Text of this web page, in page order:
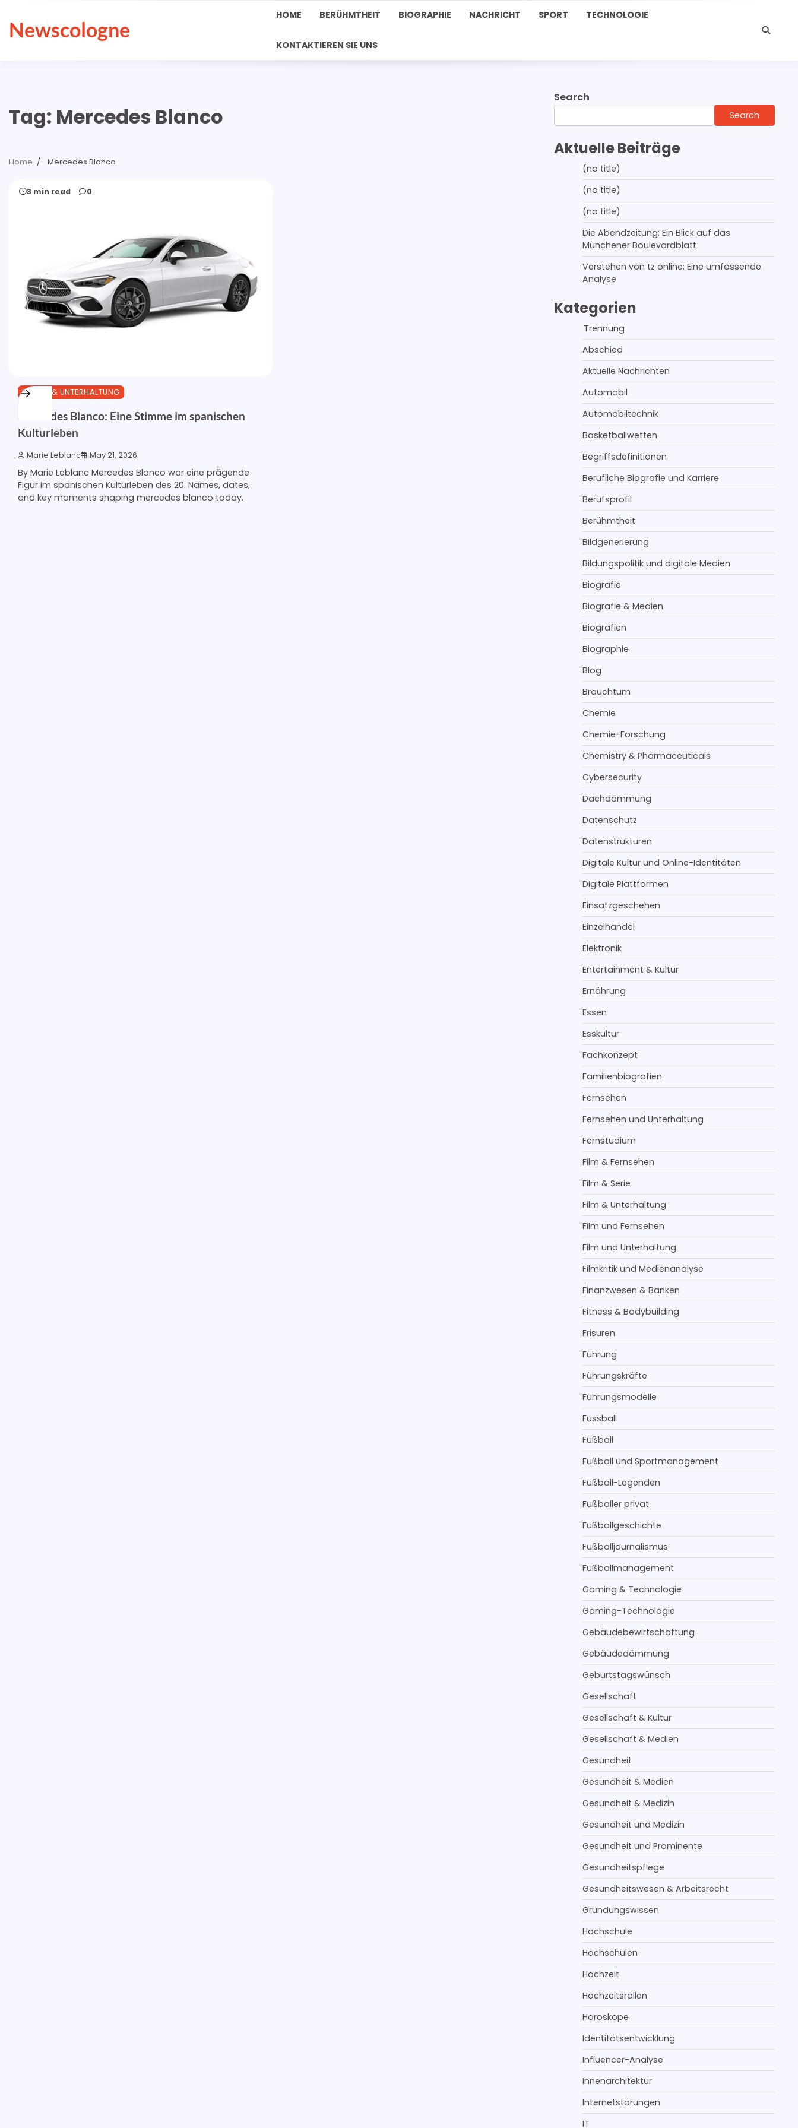
content
Newscologne
HOME BERÜHMTHEIT BIOGRAPHIE NACHRICHT SPORT TECHNOLOGIE
KONTAKTIEREN SIE UNS
Tag: Mercedes Blanco
Home Mercedes Blanco
3 min read 0
KULTUR & UNTERHALTUNG
Mercedes Blanco: Eine Stimme im spanischen
Kulturleben
Marie Leblanc May 21, 2026
By Marie Leblanc Mercedes Blanco war eine prägende
Figur im spanischen Kulturleben des 20. Names, dates,
and key moments shaping mercedes blanco today.
Search
Search
Aktuelle Beiträge
(no title)
(no title)
(no title)
Die Abendzeitung: Ein Blick auf das
Münchener Boulevardblatt
Verstehen von tz online: Eine umfassende
Analyse
Kategorien
Trennung
Abschied
Aktuelle Nachrichten
Automobil
Automobiltechnik
Basketballwetten
Begriffsdefinitionen
Berufliche Biografie und Karriere
Berufsprofil
Berühmtheit
Bildgenerierung
Bildungspolitik und digitale Medien
Biografie
Biografie & Medien
Biografien
Biographie
Blog
Brauchtum
Chemie
Chemie-Forschung
Chemistry & Pharmaceuticals
Cybersecurity
Dachdämmung
Datenschutz
Datenstrukturen
Digitale Kultur und Online-Identitäten
Digitale Plattformen
Einsatzgeschehen
Einzelhandel
Elektronik
Entertainment & Kultur
Ernährung
Essen
Esskultur
Fachkonzept
Familienbiografien
Fernsehen
Fernsehen und Unterhaltung
Fernstudium
Film & Fernsehen
Film & Serie
Film & Unterhaltung
Film und Fernsehen
Film und Unterhaltung
Filmkritik und Medienanalyse
Finanzwesen & Banken
Fitness & Bodybuilding
Frisuren
Führung
Führungskräfte
Führungsmodelle
Fussball
Fußball
Fußball und Sportmanagement
Fußball-Legenden
Fußballer privat
Fußballgeschichte
Fußballjournalismus
Fußballmanagement
Gaming & Technologie
Gaming-Technologie
Gebäudebewirtschaftung
Gebäudedämmung
Geburtstagswünsch
Gesellschaft
Gesellschaft & Kultur
Gesellschaft & Medien
Gesundheit
Gesundheit & Medien
Gesundheit & Medizin
Gesundheit und Medizin
Gesundheit und Prominente
Gesundheitspflege
Gesundheitswesen & Arbeitsrecht
Gründungswissen
Hochschule
Hochschulen
Hochzeit
Hochzeitsrollen
Horoskope
Identitätsentwicklung
Influencer-Analyse
Innenarchitektur
Internetstörungen
IT